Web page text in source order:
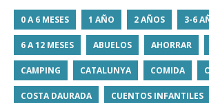
0 A 6 MESES 1 AÑO 2 AÑOS 3-6
6 A 12 MESES ABUELOS AHORRAR
CAMPING CATALUNYA COMIDA
COSTA DAURADA CUENTOS INFANTILES